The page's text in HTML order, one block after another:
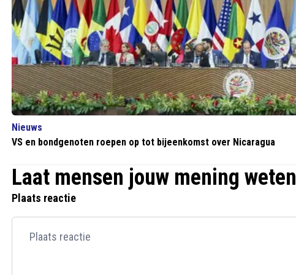
Nieuws
VS en bondgenoten roepen op tot bijeenkomst over Nicaragua
Laat mensen jouw mening weten
Plaats reactie